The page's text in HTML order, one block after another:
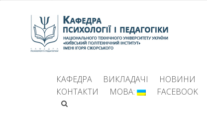
КАФЕДРА ВИКЛАДАЧІ НОВИНИ
КОНТАКТИ
МОВА: FACEBOOK